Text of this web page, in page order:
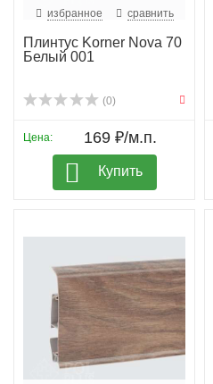
избранное сравнить
Плинтус Korner Nova 70
Белый 001
(0)
Цена: 169 ₽/м.п.
Купить